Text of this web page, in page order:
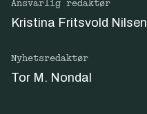
Ansvarlig redaktør
Kristina Fritsvold Nilsen
Nyhetsredaktør
Tor M. Nondal